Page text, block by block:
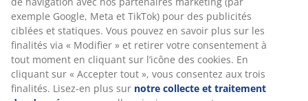
Caractéristiques
Notes
exemple Google, Meta et TikTok) pour des publicités
ciblées et statiques. Vous pouvez en savoir plus sur les
finalités via « Modifier » et retirer votre consentement à
tout moment en cliquant sur l’icône des cookies. En
cliquant sur « Accepter tout », vous consentez aux trois
finalités. Lisez-en plus sur notre collecte et traitement